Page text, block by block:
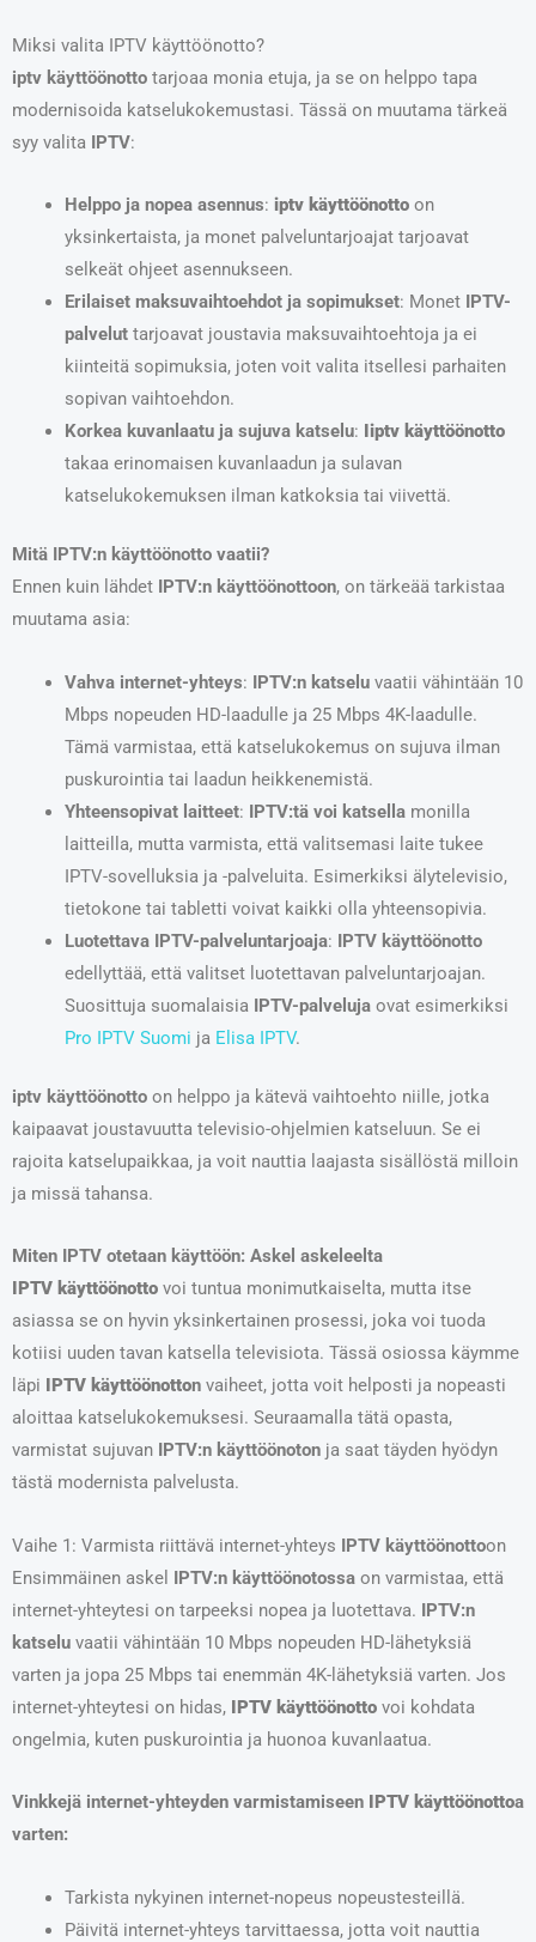
Miksi valita IPTV käyttöönotto?
iptv käyttöönotto tarjoaa monia etuja, ja se on helppo tapa
modernisoida katselukokemustasi. Tässä on muutama tärkeä
syy valita IPTV:
Helppo ja nopea asennus: iptv käyttöönottoon
yksinkertaista, ja monet palveluntarjoajat tarjoavat
selkeät ohjeet asennukseen.
Erilaiset maksuvaihtoehdot ja sopimukset: Monet IPTV-
palveluttarjoavat joustavia maksuvaihtoehtoja ja ei
kiinteitä sopimuksia, joten voit valita itsellesi parhaiten
sopivan vaihtoehdon.
Korkea kuvanlaatu ja sujuva katselu: Iiptv käyttöönotto
takaa erinomaisen kuvanlaadun ja sulavan
katselukokemuksen ilman katkoksia tai viivettä.
Mitä IPTV:n käyttöönotto vaatii?
Ennen kuin lähdet IPTV:n käyttöönottoon, on tärkeää tarkistaa
muutama asia:
Vahva internet-yhteys: IPTV:n katseluvaatii vähintään 10
Mbps nopeuden HD-laadulle ja 25 Mbps 4K-laadulle.
Tämä varmistaa, että katselukokemus on sujuva ilman
puskurointia tai laadun heikkenemistä.
Yhteensopivat laitteet: IPTV:tä voi katsellamonilla
laitteilla, mutta varmista, että valitsemasi laite tukee
IPTV-sovelluksia ja -palveluita. Esimerkiksi älytelevisio,
tietokone tai tabletti voivat kaikki olla yhteensopivia.
Luotettava IPTV-palveluntarjoaja: IPTV käyttöönotto
edellyttää, että valitset luotettavan palveluntarjoajan.
Suosittuja suomalaisia IPTV-palvelujaovat esimerkiksi
Pro IPTV Suomi ja Elisa IPTV.
iptv käyttöönotto on helppo ja kätevä vaihtoehto niille, jotka
kaipaavat joustavuutta televisio-ohjelmien katseluun. Se ei
rajoita katselupaikkaa, ja voit nauttia laajasta sisällöstä milloin
ja missä tahansa.
Miten IPTV otetaan käyttöön: Askel askeleelta
IPTV käyttöönotto voi tuntua monimutkaiselta, mutta itse
asiassa se on hyvin yksinkertainen prosessi, joka voi tuoda
kotiisi uuden tavan katsella televisiota. Tässä osiossa käymme
läpi IPTV käyttöönotton vaiheet, jotta voit helposti ja nopeasti
aloittaa katselukokemuksesi. Seuraamalla tätä opasta,
varmistat sujuvan IPTV:n käyttöönoton ja saat täyden hyödyn
tästä modernista palvelusta.
Vaihe 1: Varmista riittävä internet-yhteys IPTV käyttöönottoon
Ensimmäinen askel IPTV:n käyttöönotossa on varmistaa, että
internet-yhteytesi on tarpeeksi nopea ja luotettava. IPTV:n
katselu vaatii vähintään 10 Mbps nopeuden HD-lähetyksiä
varten ja jopa 25 Mbps tai enemmän 4K-lähetyksiä varten. Jos
internet-yhteytesi on hidas, IPTV käyttöönotto voi kohdata
ongelmia, kuten puskurointia ja huonoa kuvanlaatua.
Vinkkejä internet-yhteyden varmistamiseen IPTV käyttöönottoa
varten:
Tarkista nykyinen internet-nopeus nopeustesteillä.
Päivitä internet-yhteys tarvittaessa, jotta voit nauttia